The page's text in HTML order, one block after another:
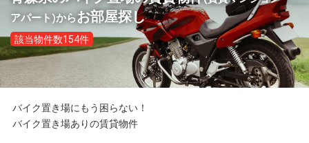
アパート)からお部屋探し
該当物件数154件
バイク置き場にもう困らない！
バイク置き場ありの賃貸物件